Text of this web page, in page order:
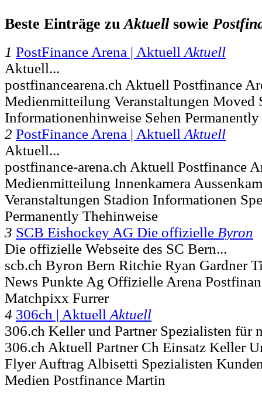
Beste Einträge zuAktuellsowie
1 PostFinance Arena | Aktuell Aktuell
Aktuell...
postfinancearena.ch Aktuell Postfinance
Medienmitteilung Veranstaltungen Moved
Informationenhinweise Sehen
2 PostFinance Arena | Aktuell Aktuell
Aktuell...
postfinance-arena.ch Aktuell Postfinance
Medienmitteilung Innenkamera
Veranstaltungen Stadion Informationen
Permanently Thehinweise
3 SCB Eishockey AG Die offizielle Byron
Die offizielle Webseite des SC Bern...
scb.ch Byron Bern Ritchie Ryan Gardner
News Punkte Ag Offizielle Arena
Matchpixx Furrer
4 306ch | Aktuell Aktuell
306.ch Keller und Partner Spezialisten für
306.ch Aktuell Partner Ch Einsatz Keller
Flyer Auftrag Albisetti Spezialisten
Medien Postfinance Martin